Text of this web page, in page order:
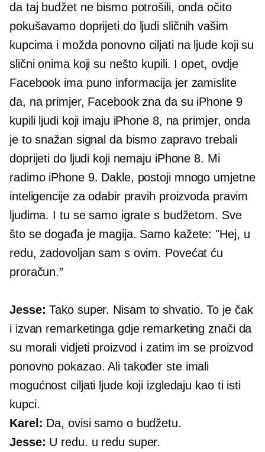
da taj budžet ne bismo potrošili, onda očito
pokušavamo doprijeti do ljudi sličnih vašim
kupcima i možda ponovno ciljati na ljude koji su
slični onima koji su nešto kupili. I opet, ovdje
Facebook ima puno informacija jer zamislite
da, na primjer, Facebook zna da su iPhone 9
kupili ljudi koji imaju iPhone 8, na primjer, onda
je to snažan signal da bismo zapravo trebali
doprijeti do ljudi koji nemaju iPhone 8. Mi
radimo iPhone 9. Dakle, postoji mnogo umjetne
inteligencije za odabir pravih proizvoda pravim
ljudima. I tu se samo igrate s budžetom. Sve
što se događa je magija. Samo kažete: "Hej, u
redu, zadovoljan sam s ovim. Povećat ću
proračun.”
Jesse: Tako super. Nisam to shvatio. To je čak
i izvan remarketinga gdje remarketing znači da
su morali vidjeti proizvod i zatim im se proizvod
ponovno pokazao. Ali također ste imali
mogućnost ciljati ljude koji izgledaju kao ti isti
kupci.
Karel: Da, ovisi samo o budžetu.
Jesse: U redu. u redu super.